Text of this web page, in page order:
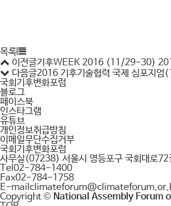
목록
이전글기후WEEK 2016 (11/29-30)
다음글2016 기후기술협력 국제 심포지
국회기후변화포럼
블로그
페이스북
인스타그램
유튜브
개인정보취급방침
이메일무단수집거부
국회기후변화포럼
사무실(07238) 서울시 영등포구 국회대로
Tel02-784-1400
Fax02-784-1758
E-mail
Copyright © National Assembly Forum